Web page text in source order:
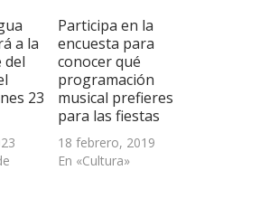
en
una
ventana
nueva)
a la
del
23
Participa en la
encuesta para
conocer qué
programación
musical prefieres
para las fiestas
18 febrero, 2019
En «Cultura»